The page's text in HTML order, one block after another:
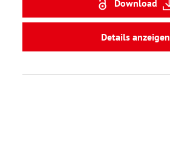
Download
Details anzeigen